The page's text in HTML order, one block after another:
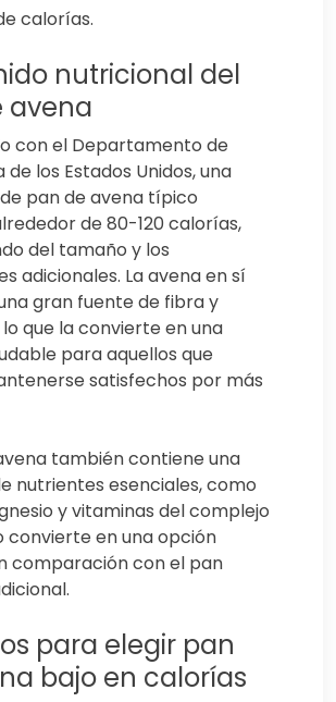
calorías.
nutricional del
avena
con el Departamento de
los Estados Unidos, una
pan de avena típico
de 80-120 calorías,
del tamaño y los
adicionales. La avena en sí
gran fuente de fibra y
que la convierte en una
para aquellos que
satisfechos por más
también contiene una
nutrientes esenciales, como
y vitaminas del complejo
convierte en una opción
comparación con el pan
para elegir pan
bajo en calorías